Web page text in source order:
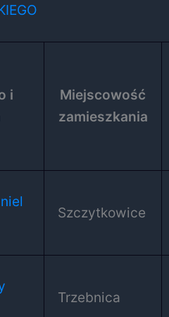
i
Miejscowość
zamieszkania
Szczytkowice
Trzebnica